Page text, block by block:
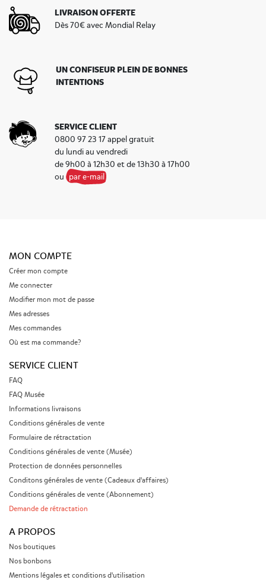
LIVRAISON OFFERTE
Dès 70€ avec Mondial Relay
UN CONFISEUR PLEIN DE BONNES
INTENTIONS
SERVICE CLIENT
0800 97 23 17 appel gratuit
du lundi au vendredi
de 9h00 à 12h30 et de 13h30 à 17h00
ou par e-mail
MON COMPTE
Créer mon compte
Me connecter
Modifier mon mot de passe
Mes adresses
Mes commandes
Où est ma commande?
SERVICE CLIENT
FAQ
FAQ Musée
Informations livraisons
Conditions générales de vente
Formulaire de rétractation
Conditions générales de vente (Musée)
Protection de données personnelles
Conditons générales de vente (Cadeaux d'affaires)
Conditions générales de vente (Abonnement)
Demande de rétractation
A PROPOS
Nos boutiques
Nos bonbons
Mentions légales et conditions d'utilisation